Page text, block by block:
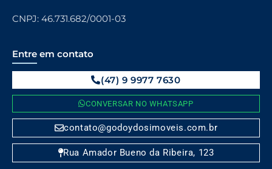
CNPJ: 46.731.682/0001-03
Entre em contato
(47) 9 9977 7630
CONVERSAR NO WHATSAPP
contato@godoydosimoveis.com.br
Rua Amador Bueno da Ribeira, 123